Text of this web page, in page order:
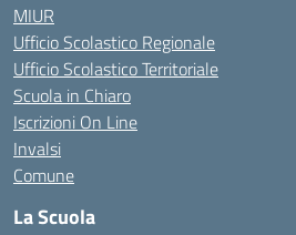
MIUR
Ufficio Scolastico Regionale
Ufficio Scolastico Territoriale
Scuola in Chiaro
Iscrizioni On Line
Invalsi
Comune
La Scuola